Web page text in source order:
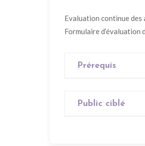
Evaluation continue des
Formulaire d’évaluation
Prérequis
Public ciblé